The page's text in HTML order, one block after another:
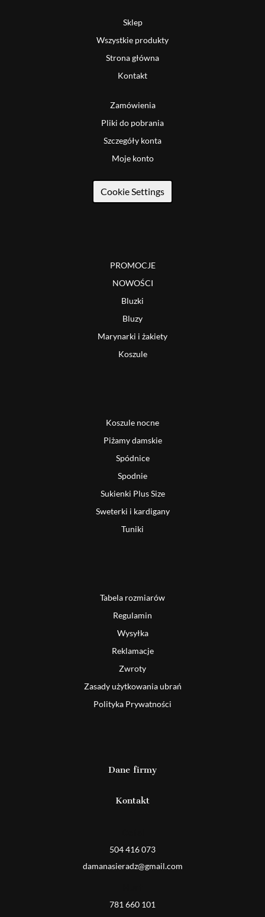
Sklep
Wszystkie produkty
Strona główna
Kontakt
Zamówienia
Pliki do pobrania
Szczegóły konta
Moje konto
Cookie Settings
PROMOCJE
NOWOŚCI
Bluzki
Bluzy
Marynarki i żakiety
Koszule
Koszule nocne
Piżamy damskie
Spódnice
Spodnie
Sukienki Plus Size
Sweterki i kardigany
Tuniki
Tabela rozmiarów
Regulamin
Wysyłka
Reklamacje
Zwroty
Zasady użytkowania ubrań
Polityka Prywatności
Dane firmy
Kontakt
504 416 073
damanasieradz@gmail.com
781 660 101